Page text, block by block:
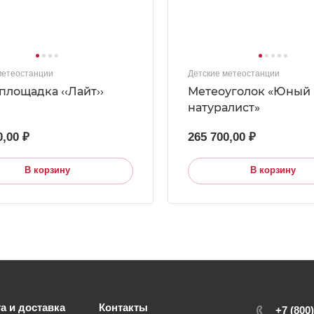
‹‹Лайт››
₽
В корзину
Детские метеостанции
Метеоуголок «Юный
натуралист»
265 700,00 ₽
В корзину
и доставка Контакты +7